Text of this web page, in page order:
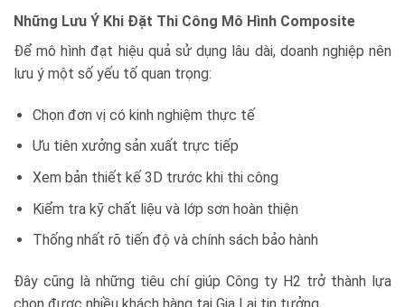
Những Lưu Ý Khi Đặt Thi Công Mô Hình Composite
Để mô hình đạt hiệu quả sử dụng lâu dài, doanh nghiệp nên
lưu ý một số yếu tố quan trọng:
Chọn đơn vị có kinh nghiệm thực tế
Ưu tiên xưởng sản xuất trực tiếp
Xem bản thiết kế 3D trước khi thi công
Kiểm tra kỹ chất liệu và lớp sơn hoàn thiện
Thống nhất rõ tiến độ và chính sách bảo hành
Đây cũng là những tiêu chí giúp Công ty H2 trở thành lựa